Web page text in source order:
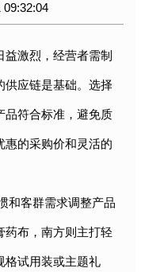
09:32:04
激烈，经营者需制
供应链是基础。选择
品符合标准，避免质
惠的采购价和灵活的
和客群需求调整产品
药布，南方则主打轻
格试用装或主题礼